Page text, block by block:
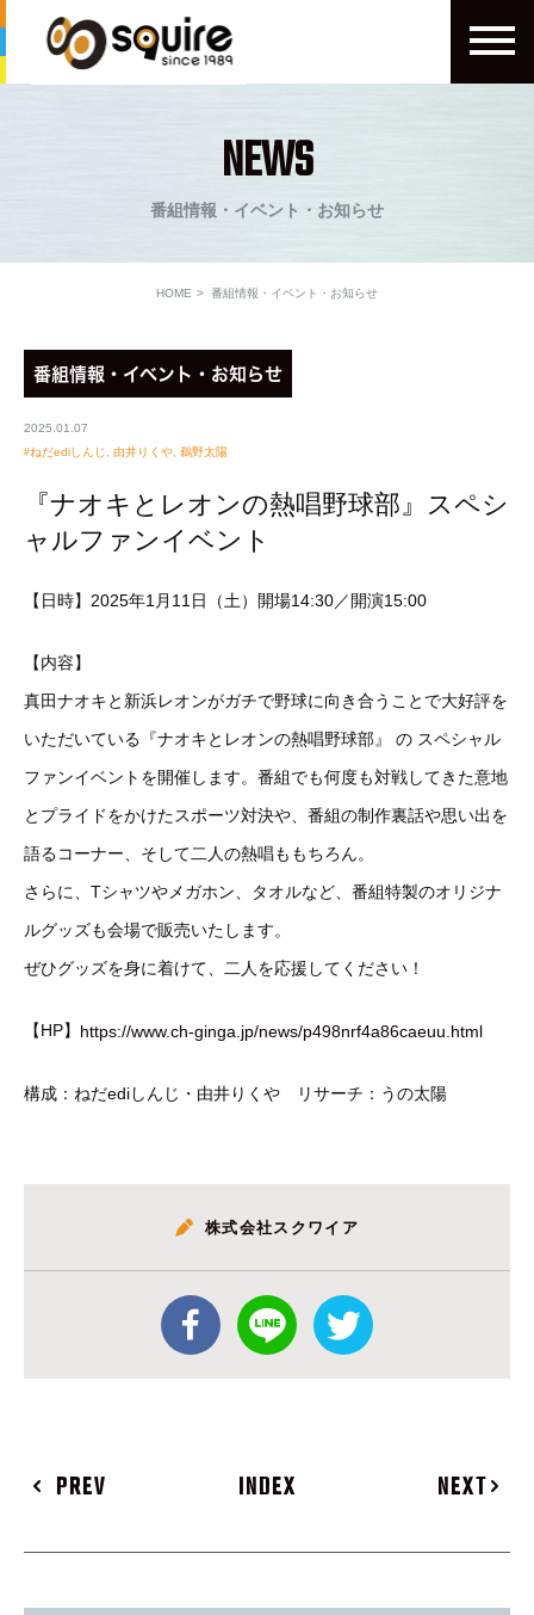
NEWS
番組情報・イベント・お知らせ
HOME 番組情報・イベント・お知らせ
番組情報・イベント・お知らせ
2025.01.07
ねだediしんじ
由井りくや 鵜野太陽
『ナオキとレオンの熱唱野球部』スペシ
ャルファンイベント
【日時】2025年1月11日（土）開場14:30／開演15:00
【内容】
真田ナオキと新浜レオンがガチで野球に向き合うことで大好評を
いただいている『ナオキとレオンの熱唱野球部』 の スペシャル
ファンイベントを開催します。番組でも何度も対戦してきた意地
とプライドをかけたスポーツ対決や、番組の制作裏話や思い出を
語るコーナー、そして二人の熱唱ももちろん。
さらに、Tシャツやメガホン、タオルなど、番組特製のオリジナ
ルグッズも会場で販売いたします。
ぜひグッズを身に着けて、二人を応援してください！
【HP】 https://www.ch-ginga.jp/news/p498nrf4a86caeuu.html
構成：ねだediしんじ・由井りくや リサーチ：うの太陽
株式会社スクワイア
PREV INDEX NEXT